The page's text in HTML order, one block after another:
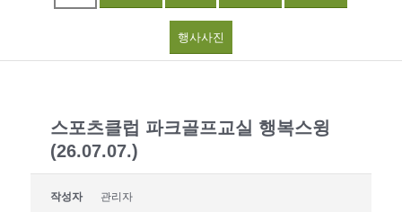
행사사진
스포츠클럽 파크골프교실 행복스윙
(26.07.07.)
작성자 관리자